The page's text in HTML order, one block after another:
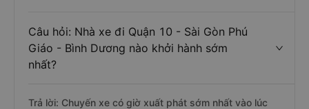
Câu hỏi: Nhà xe đi Quận 10 - Sài Gòn Phú
Giáo - Bình Dương nào khởi hành sớm
nhất?
Trả lời: Chuyến xe có giờ xuất phát sớm nhất vào lúc